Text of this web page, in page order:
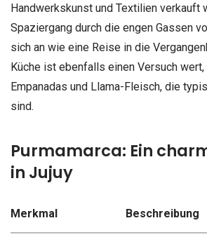
Handwerkskunst und Textilien verkauft
Spaziergang durch die engen Gassen
sich an wie eine Reise in die
Küche ist ebenfalls einen Versuch
Empanadas und Llama-Fleisch, die
sind.
Purmamarca: Ein
in Jujuy
Merkmal Beschreibung